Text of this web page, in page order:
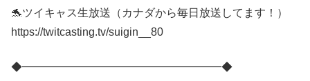
🐬ツイキャス生放送（カナダから毎日放送してます！）
https://twitcasting.tv/suigin__80
◆━━━━━━━━━━━━━━━━━━◆